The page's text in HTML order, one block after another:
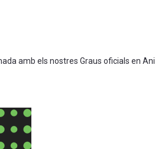
amb els nostres Graus oficials en